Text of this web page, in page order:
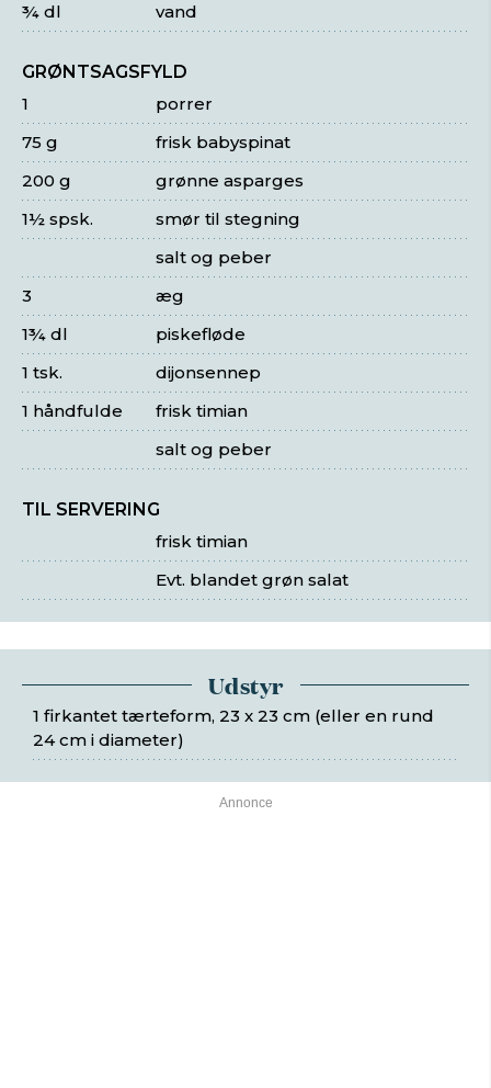
vand
¾ dl
GRØNTSAGSFYLD
porrer
1
frisk babyspinat
75 g
grønne asparges
200 g
smør til stegning
1½ spsk.
salt og peber
æg
3
piskefløde
1¾ dl
dijonsennep
1 tsk.
frisk timian
1 håndfulde
salt og peber
TIL SERVERING
frisk timian
Evt. blandet grøn salat
Udstyr
1 firkantet tærteform, 23 x 23 cm (eller en rund
24 cm i diameter)